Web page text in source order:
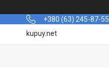
+380 (63) 245-87-55
kupuy.net